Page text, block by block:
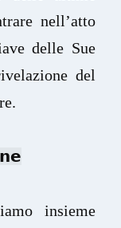
nell’atto
delle Sue
del
insieme